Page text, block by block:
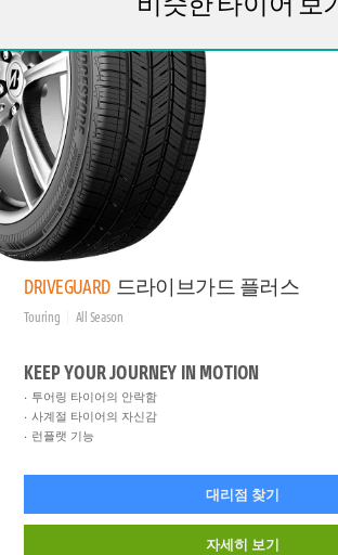
DRIVEGUARD 드라이브가드 플러스
Touring All Season
KEEP YOUR JOURNEY IN MOTION
투어링 타이어의 안락함
사계절 타이어의 자신감
런플랫 기능
대리점 찾기
자세히 보기